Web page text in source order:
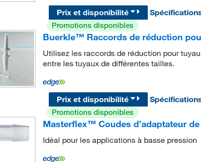
Prix et disponibilité
Promotions disponibles
Buerkle™ Raccords de réduction
Utilisez les raccords de réduction pour
entre les tuyaux de différentes tailles.
Prix et disponibilité
Promotions disponibles
Masterflex™ Coudes d’adaptateur
Idéal pour les applications à basse pression